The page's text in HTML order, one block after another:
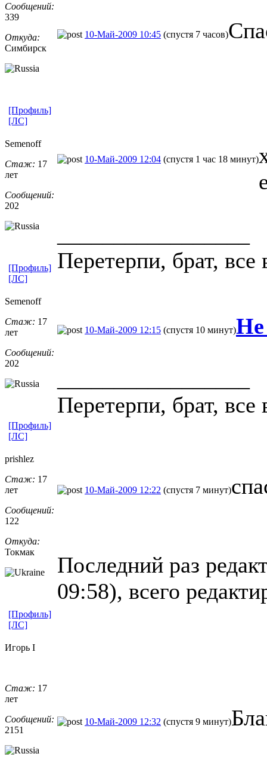
Сообщений:
339
Откуда:
Симбирск
10-Май-2009 10:45 (спустя 7 часов)
[Профиль]
[ЛС]
Semenoff
Стаж: 17
лет
Сообщений:
202
10-Май-2009 12:04 (спустя 1 час 18 минут)
Пеpетеpпи, бpат, все
[Профиль]
[ЛС]
Semenoff
Стаж: 17
лет
Сообщений:
202
10-Май-2009 12:15 (спустя 10 минут)Не
Пеpетеpпи, бpат, все
[Профиль]
[ЛС]
prishlez
Стаж: 17
лет
Сообщений:
122
Откуда:
Токмак
10-Май-2009 12:22 (спустя 7 минут)
Последний раз
09:58), всего
[Профиль]
[ЛС]
Игорь I
Стаж: 17
лет
Сообщений:
2151
10-Май-2009 12:32 (спустя 9 минут)